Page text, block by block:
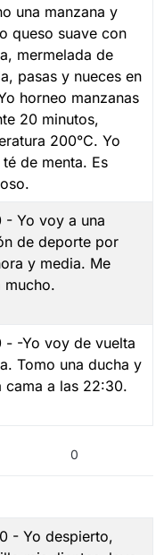
una manzana y
queso suave con
mermelada de
pasas y nueces en
horneo manzanas
20 minutos,
200°C. Yo
de menta. Es
- Yo voy a una
de deporte por
y media. Me
mucho.
- -Yo voy de vuelta
Tomo una ducha y
cama a las 22:30.
0
- Yo despierto,